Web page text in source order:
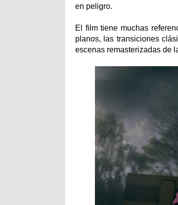
en peligro.
El film tiene muchas
planos, las transiciones
escenas remasterizadas de